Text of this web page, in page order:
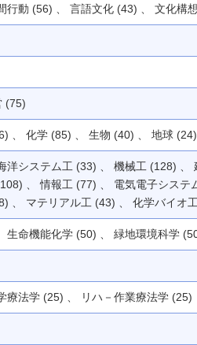
行動 (56) 、 言語文化 (43) 、 文化構
(75)
、 化学 (85) 、 生物 (40) 、 地球
洋システム工 (33) 、 機械工 (128) 、
、 情報工 (77) 、 電気電子システ
、 マテリアル工 (43) 、 化学バイオ
生命機能化学 (50) 、 緑地環境科学
療法学 (25) 、 リハ－作業療法学 (25)